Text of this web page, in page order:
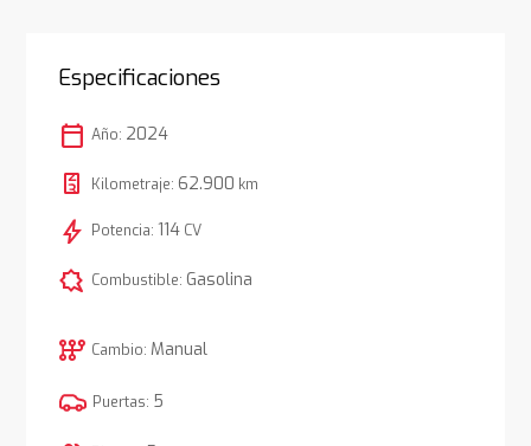
Especificaciones
calendar_today Año: 2024
Kilometraje: 62.900 km
bolt Potencia: 114CV
comic_bubble Combustible: Gasolina
auto_transmission Cambio: Manual
Puertas: 5